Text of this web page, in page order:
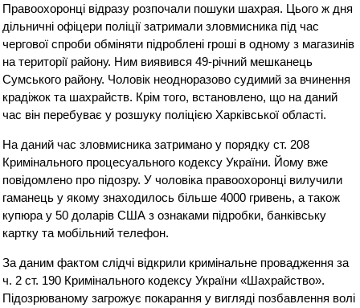
Правоохоронці відразу розпочали пошуки шахрая. Цього ж дня
дільничні офіцери поліції затримали зловмисника під час
чергової спроби обміняти підроблені гроші в одному з магазинів
на території району. Ним виявився 49-річний мешканець
Сумського району. Чоловік неодноразово судимий за вчинення
крадіжок та шахрайств. Крім того, встановлено, що на даний
час він перебуває у розшуку поліцією Харківської області.
На даний час зловмисника затримано у порядку ст. 208
Кримінального процесуального кодексу України. Йому вже
повідомлено про підозру. У чоловіка правоохоронці вилучили
гаманець у якому знаходилось більше 4000 гривень, а також
купюра у 50 доларів США з ознаками підробки, банківську
картку та мобільний телефон.
За даним фактом слідчі відкрили кримінальне провадження за
ч. 2 ст. 190 Кримінального кодексу України «Шахрайство».
Підозрюваному загрожує покарання у вигляді позбавлення волі